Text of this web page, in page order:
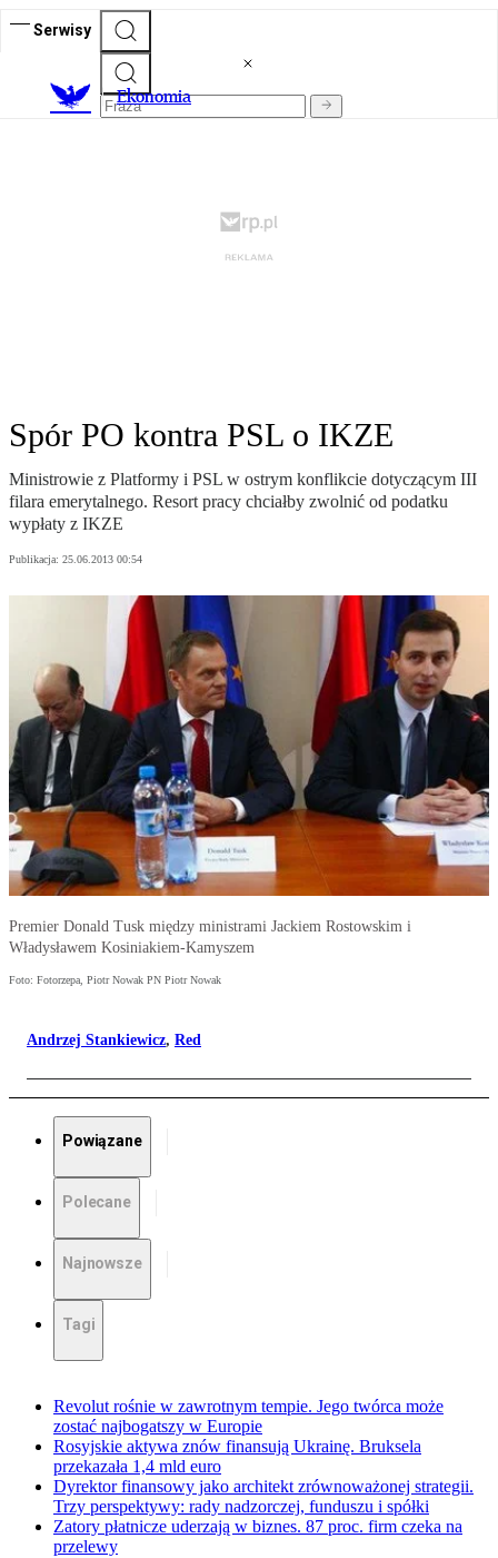
Serwisy
Ekonomia
Spór PO kontra PSL o IKZE
Ministrowie z Platformy i PSL w ostrym konflikcie dotyczącym III
filara emerytalnego. Resort pracy chciałby zwolnić od podatku
wypłaty z IKZE
Publikacja: 25.06.2013 00:54
Premier Donald Tusk między ministrami Jackiem Rostowskim i
Władysławem Kosiniakiem-Kamyszem
Foto: Fotorzepa, Piotr Nowak PN Piotr Nowak
Andrzej Stankiewicz, Red
Powiązane
Polecane
Najnowsze
Tagi
Revolut rośnie w zawrotnym tempie. Jego twórca może
zostać najbogatszy w Europie
Rosyjskie aktywa znów finansują Ukrainę. Bruksela
przekazała 1,4 mld euro
Dyrektor finansowy jako architekt zrównoważonej strategii.
Trzy perspektywy: rady nadzorczej, funduszu i spółki
Zatory płatnicze uderzają w biznes. 87 proc. firm czeka na
przelewy